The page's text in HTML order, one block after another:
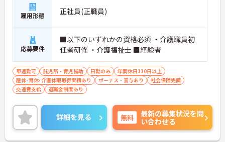
雇用形態 正社員(正職員)
応募要件
■以下のいずれかの資格必須 ・介護職員初
任者研修 ・介護福祉士 ■経験者
車通勤可 託児所・育児補助 日勤のみ
年間休日110日以上
産休･育休･介護休暇取得実績あり
ボーナス・賞与あり
社会保険完備
交通費支給
退職金制度あり
詳細を見る 無料
最新の募集状況を問
い合わせる